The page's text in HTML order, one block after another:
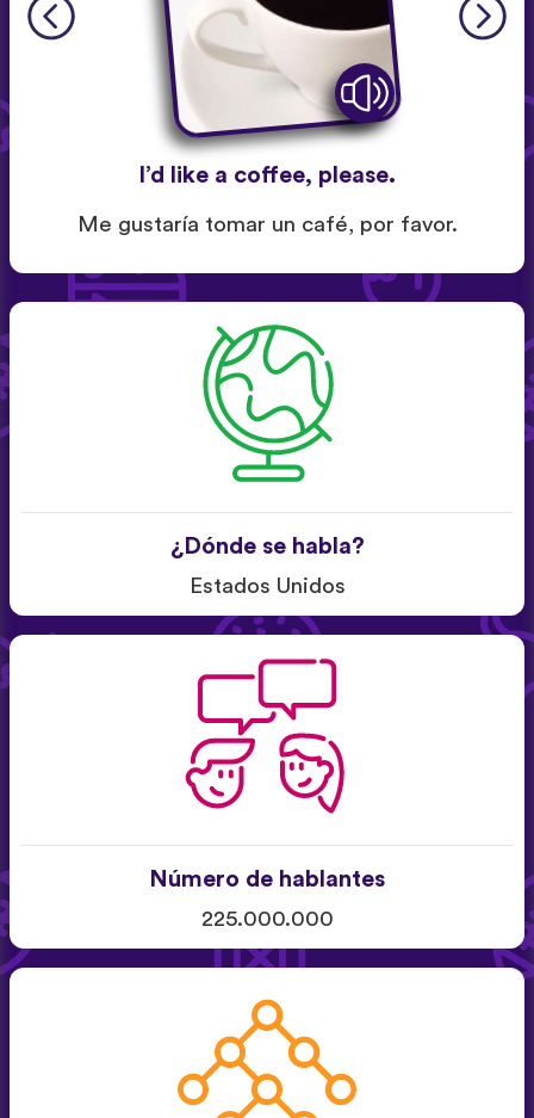
I’d like a coffee, please.
Me gustaría tomar un café, por favor.
¿Dónde se habla?
Estados Unidos
Número de hablantes
225.000.000